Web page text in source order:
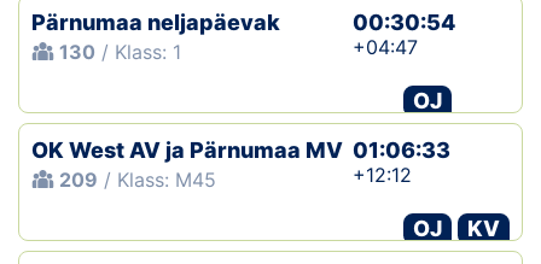
Pärnumaa neljapäevak
130 / Klass: 1
00:30:54
+04:47
OJ
OK West AV ja Pärnumaa MV
209 / Klass: M45
01:06:33
+12:12
OJ
KV